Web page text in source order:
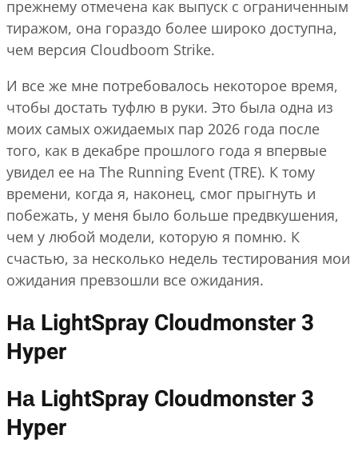
прежнему отмечена как выпуск с ограниченным
тиражом, она гораздо более широко доступна,
чем версия Cloudboom Strike.
И все же мне потребовалось некоторое время,
чтобы достать туфлю в руки. Это была одна из
моих самых ожидаемых пар 2026 года после
того, как в декабре прошлого года я впервые
увидел ее на The Running Event (TRE). К тому
времени, когда я, наконец, смог прыгнуть и
побежать, у меня было больше предвкушения,
чем у любой модели, которую я помню. К
счастью, за несколько недель тестирования мои
ожидания превзошли все ожидания.
На LightSpray Cloudmonster 3
Hyper
На LightSpray Cloudmonster 3
Hyper